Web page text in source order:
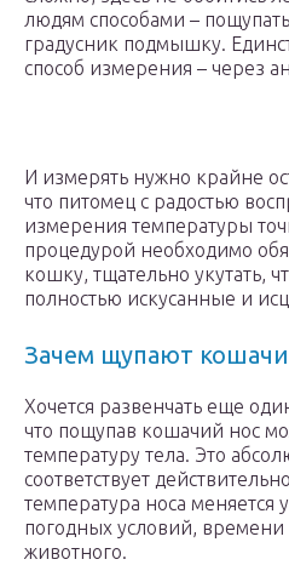
людям способами –
градусник подмышку.
способ измерения – через
И измерять нужно крайне
что питомец с радостью
измерения температуры
процедурой необходимо
кошку, тщательно укутать,
полностью искусанные и
Зачем щупают
Хочется развенчать еще
что пощупав кошачий нос
температуру тела. Это
соответствует
температура носа меняется
погодных условий, времени
животного.